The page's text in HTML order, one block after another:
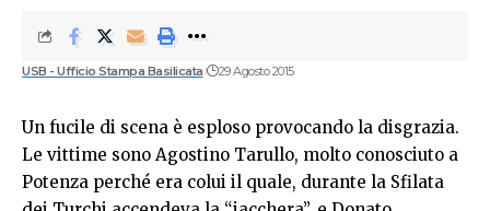
USB - Ufficio Stampa Basilicata 29 Agosto 2015
Un fucile di scena è esploso provocando la disgrazia.
Le vittime sono Agostino Tarullo, molto conosciuto a
Potenza perché era colui il quale, durante la Sfilata